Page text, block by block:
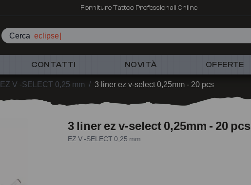
Forniture Tattoo Professionali Online
Cerca eclipse
CONTATTI NOVITÀ OFFERTE
EZ V -SELECT 0,25 mm / 3 liner ez v-select 0,25mm - 20 pcs
3 liner ez v-select 0,25mm - 20 pcs
EZ V -SELECT 0,25 mm